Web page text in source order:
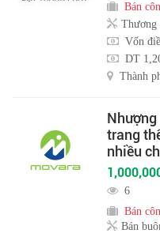
Bán
Thương
Vốn
DT
Thành
trang
nhiều
6
Bán
Bán